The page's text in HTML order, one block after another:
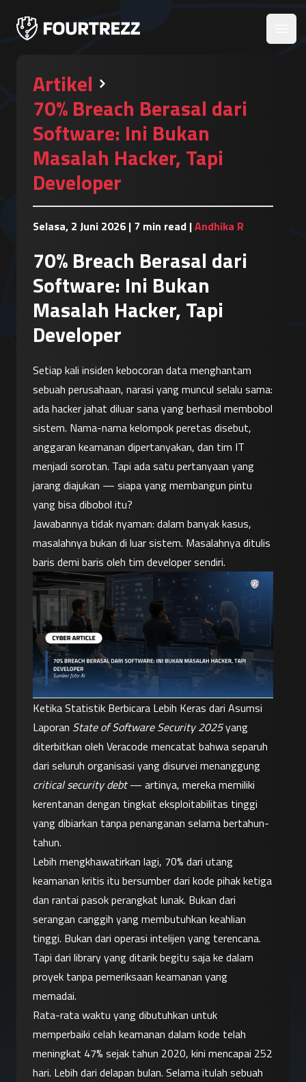
Artikel
70% Breach Berasal dari
Software: Ini Bukan
Masalah Hacker, Tapi
Developer
Selasa, 2 Juni 2026 | 7 min read |Andhika R
70% Breach Berasal dari
Software: Ini Bukan
Masalah Hacker, Tapi
Developer
Setiap kali insiden kebocoran data menghantam
sebuah perusahaan, narasi yang muncul selalu sama:
ada hacker jahat diluar sana yang berhasil membobol
sistem. Nama-nama kelompok peretas disebut,
anggaran keamanan dipertanyakan, dan tim IT
menjadi sorotan. Tapi ada satu pertanyaan yang
jarang diajukan — siapa yang membangun pintu
yang bisa dibobol itu?
Jawabannya tidak nyaman: dalam banyak kasus,
masalahnya bukan di luar sistem. Masalahnya ditulis
baris demi baris oleh tim developer sendiri.
Ketika Statistik Berbicara Lebih Keras dari Asumsi
Laporan State of Software Security 2025 yang
diterbitkan oleh Veracode mencatat bahwa separuh
critical security debt — artinya, mereka memiliki
kerentanan dengan tingkat eksploitabilitas tinggi
yang dibiarkan tanpa penanganan selama bertahun-
tahun.
Lebih mengkhawatirkan lagi, 70% dari utang
keamanan kritis itu bersumber dari kode pihak ketiga
dan rantai pasok perangkat lunak. Bukan dari
serangan canggih yang membutuhkan keahlian
tinggi. Bukan dari operasi intelijen yang terencana.
Tapi dari library yang ditarik begitu saja ke dalam
proyek tanpa pemeriksaan keamanan yang
memadai.
Rata-rata waktu yang dibutuhkan untuk
memperbaiki celah keamanan dalam kode telah
meningkat 47% sejak tahun 2020, kini mencapai 252
hari. Lebih dari delapan bulan. Selama itulah sebuah